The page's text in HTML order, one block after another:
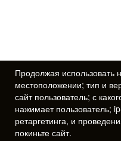
Продолжая использовать
местоположении; тип и
сайт пользователь; с
нажимает пользователь;
ретаргетинга, и
покиньте сайт.